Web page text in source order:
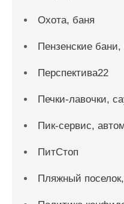
Охота, баня
Пензенские
Перспектива22
Печки-лавочки,
Пик-сервис,
ПитСтоп
Пляжный